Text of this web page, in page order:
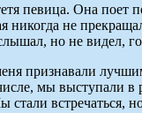
певица. Она
никогда не
но не видел,
признавали
мы выступали в
встречаться,